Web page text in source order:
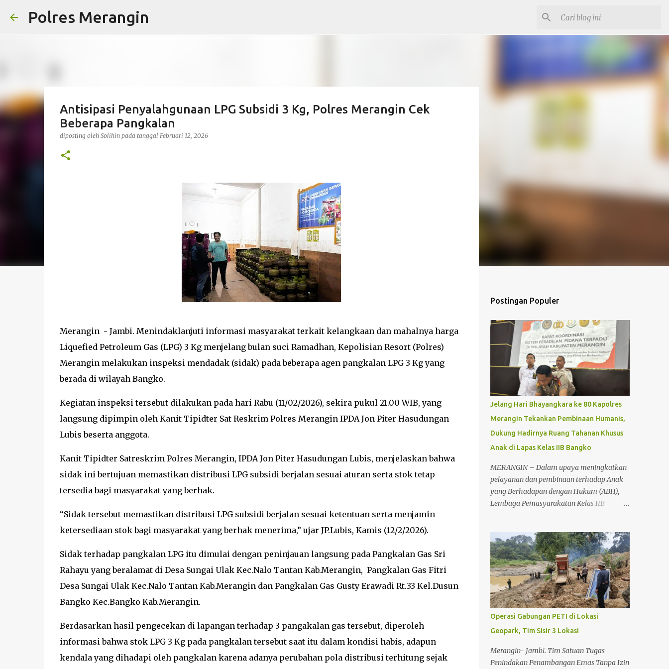
Polres Merangin
Antisipasi Penyalahgunaan LPG Subsidi 3 Kg, Polres Merangin Cek
Beberapa Pangkalan
diposting oleh Solihin pada tanggal Februari 12, 2026
Merangin - Jambi. Menindaklanjuti informasi masyarakat terkait kelangkaan dan mahalnya harga
Liquefied Petroleum Gas (LPG) 3 Kg menjelang bulan suci Ramadhan, Kepolisian Resort (Polres)
Merangin melakukan inspeksi mendadak (sidak) pada beberapa agen pangkalan LPG 3 Kg yang
berada di wilayah Bangko.
Kegiatan inspeksi tersebut dilakukan pada hari Rabu (11/02/2026), sekira pukul 21.00 WIB, yang
langsung dipimpin oleh Kanit Tipidter Sat Reskrim Polres Merangin IPDA Jon Piter Hasudungan
Lubis beserta anggota.
Kanit Tipidter Satreskrim Polres Merangin, IPDA Jon Piter Hasudungan Lubis, menjelaskan bahwa
sidak ini bertujuan memastikan distribusi LPG subsidi berjalan sesuai aturan serta stok tetap
tersedia bagi masyarakat yang berhak.
“Sidak tersebut memastikan distribusi LPG subsidi berjalan sesuai ketentuan serta menjamin
ketersediaan stok bagi masyarakat yang berhak menerima,” ujar JP.Lubis, Kamis (12/2/2026).
Sidak terhadap pangkalan LPG itu dimulai dengan peninjauan langsung pada Pangkalan Gas Sri
Rahayu yang beralamat di Desa Sungai Ulak Kec.Nalo Tantan Kab.Merangin, Pangkalan Gas Fitri
Desa Sungai Ulak Kec.Nalo Tantan Kab.Merangin dan Pangkalan Gas Gusty Erawadi Rt.33 Kel.Dusun
Bangko Kec.Bangko Kab.Merangin.
Berdasarkan hasil pengecekan di lapangan terhadap 3 pangakalan gas tersebut, diperoleh
informasi bahwa stok LPG 3 Kg pada pangkalan tersebut saat itu dalam kondisi habis, adapun
kendala yang dihadapi oleh pangkalan karena adanya perubahan pola distribusi terhitung sejak
Postingan Populer
Jelang Hari Bhayangkara ke 80 Kapolres
Merangin Tekankan Pembinaan Humanis,
Dukung Hadirnya Ruang Tahanan Khusus
Anak di Lapas Kelas IIB Bangko
MERANGIN – Dalam upaya meningkatkan
pelayanan dan pembinaan terhadap Anak
yang Berhadapan dengan Hukum (ABH),
Lembaga Pemasyarakatan Kelas IIB
Tahanan Khusus Anak, Senin (22/6/2026)
sekitar pukul 11.00 WIB. Kegiatan tersebut
berlangsung di Lapas Kelas IIB Bangko dan
dihadiri unsur Forum Koordinasi Pimpinan
Daerah (Forkopimda) serta aparat penegak
hukum di Kabupaten Merangin. Koordinasi
tersebut dilakukan sebagai bentuk
sinergitas antarinstansi dalam mendukung
rencana pembangunan fasilitas khusus bagi
anak yang berhadapan dengan hukum.
Keberadaan ruang tahanan khusus anak
Operasi Gabungan PETI di Lokasi
Geopark, Tim Sisir 3 Lokasi
Merangin- Jambi. Tim Satuan Tugas
Penindakan Penambangan Emas Tanpa Izin